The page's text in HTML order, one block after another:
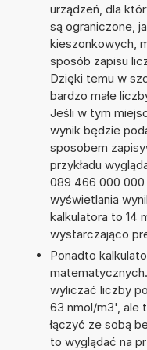
urządzeń, dla
są ograniczone,
kieszonkowych,
sposób zapisu
Dzięki temu w
bardzo małe
Jeśli w tym
wynik będzie
sposobem
przykładu
089 466 000 000
wyświetlania
kalkulatora to 14
wystarczająco
Ponadto
wyliczać liczby
63 nmol/m3', ale
łączyć ze sobą
to wyglądać na